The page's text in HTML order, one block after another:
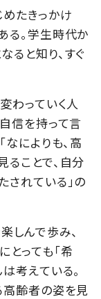
たきっかけ
る。学生時代か
ると知り、すぐ
わっていく人
信を持って言
なによりも、高
ることで、自分
されている」の
しんで歩み、
とっても「希
考えている。
高齢者の姿を見